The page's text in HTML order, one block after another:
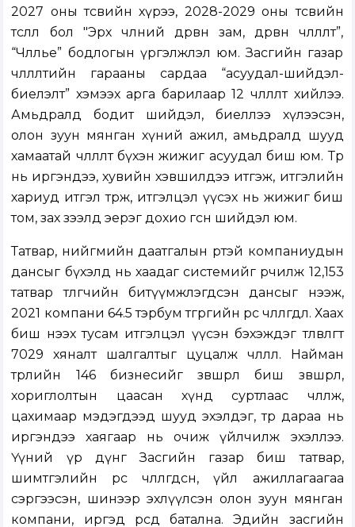
2027 оны төсвийн хүрээ, 2028-2029 оны төсвийн
төсөөлөл бол "Эрх чөлөөний дөрвөн зам, дөрвөн чөлөөлөлт”,
“Чөлөөлье” бодлогын үргэлжлэл юм. Засгийн газар
чөлөөлөлтийн гарааны сардаа “асуудал-шийдэл-
биелэлт” хэмээх арга барилаар 12 чөлөөлөлт хийлээ.
Амьдралд бодит шийдэл, биеллээ хүлээсэн,
олон зуун мянган хүний ажил, амьдралд шууд
хамаатай чөлөөлөлт бүхэн жижиг асуудал биш юм. Төр
нь иргэндээ, хувийн хэвшилдээ итгэж, итгэлийн
хариуд итгэл төрж, итгэлцэл үүсэх нь жижиг биш
том, зах зээлд эерэг дохио өгсөн шийдэл юм.
Татвар, нийгмийн даатгалын өртэй компаниудын
дансыг бүхэлд нь хаадаг системийг өөрчилж 12,153
татвар төлөгчийн битүүмжлэгдсэн дансыг нээж,
2021 компани 64.5 тэрбум төгрөгийн өрөөс чөлөөлөгдлөө. Хаах
биш нээх тусам итгэлцэл үүсэн бэхэждэг төлөвлөгөөт
7029 хяналт шалгалтыг цуцалж чөлөөллөө. Найман
төрлийн 146 бизнесийг зөвшөөрөл биш зөвшөөрөл,
хориглолтын цаасан хүнд суртлаас чөлөөлж,
цахимаар мэдэгдээд шууд эхэлдэг, төр дараа нь
иргэндээ хаягаар нь очиж үйлчилж эхэллээ.
Үүний үр дүнг Засгийн газар биш татвар,
шимтгэлийн өрөөс чөлөөлөгдсөн, үйл ажиллагаагаа
сэргээсэн, шинээр эхлүүлсэн олон зуун мянган
компани, иргэд өөрсдөө батална. Эдийн засгийн